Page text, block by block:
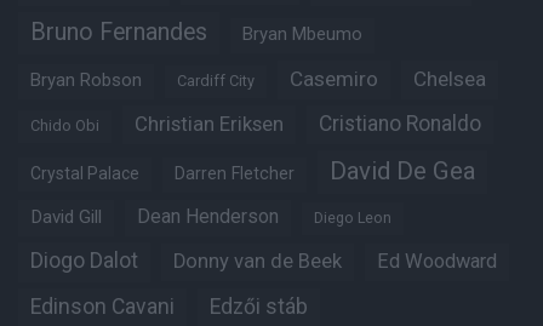
Bruno Fernandes Bryan Mbeumo
Bryan Robson Cardiff City Casemiro Chelsea
Chido Obi Christian Eriksen Cristiano Ronaldo
Crystal Palace Darren Fletcher David De Gea
David Gill Dean Henderson Diego Leon
Diogo Dalot Donny van de Beek Ed Woodward
Edinson Cavani Edzői stáb